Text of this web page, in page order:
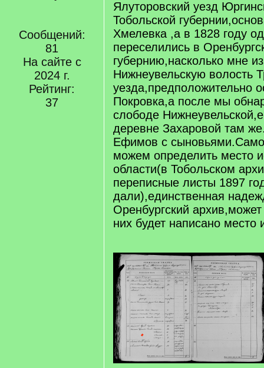
Сообщений:
81
На сайте с
2024 г.
Рейтинг:
37
Ялуторовский уезд
Тобольской
Хмелевка ,а в 1828 году
переселились в
губернию,насколько мне
Нижнеувельскую волость
уезда,предположительно
Покровка,а после мы
слободе
деревне Захаровой там
Ефимов с
можем определить место
области(в Тобольском
переписные листы 1897
дали),единственная
Оренбургский
них будет написано место